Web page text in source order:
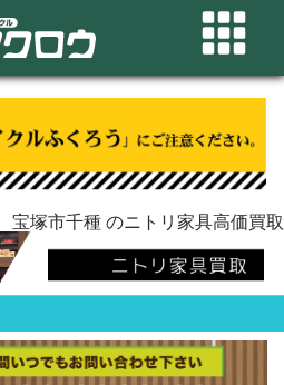
宝塚市千種 のニトリ家具高価買取